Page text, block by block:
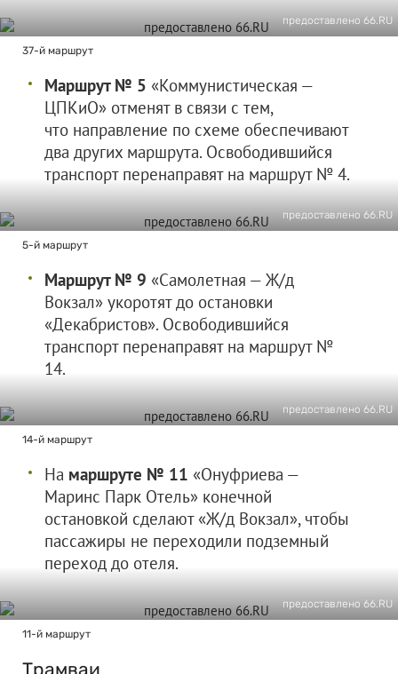
предоставлено 66.RU
37-й маршрут
Маршрут № 5 «Коммунистическая —
ЦПКиО» отменят в связи с тем,
что направление по схеме обеспечивают
два других маршрута. Освободившийся
транспорт перенаправят на маршрут № 4.
предоставлено 66.RU
5-й маршрут
Маршрут № 9 «Самолетная — Ж/д
Вокзал» укоротят до остановки
«Декабристов». Освободившийся
транспорт перенаправят на маршрут №
14.
предоставлено 66.RU
14-й маршрут
На маршруте № 11 «Онуфриева —
Маринс Парк Отель» конечной
остановкой сделают «Ж/д Вокзал», чтобы
пассажиры не переходили подземный
переход до отеля.
предоставлено 66.RU
11-й маршрут
Трамваи